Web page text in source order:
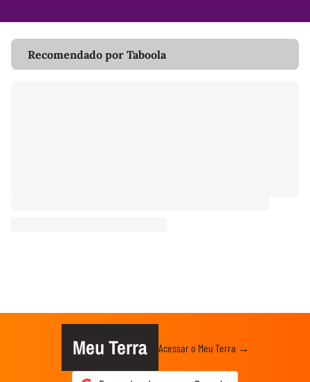
Recomendado por Taboola
Meu Terra Acessar o Meu Terra →